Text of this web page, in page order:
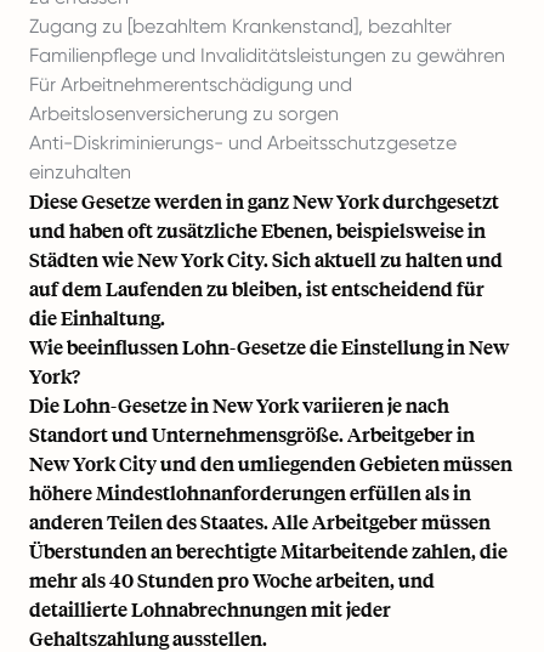
Zugang zu [bezahltem Krankenstand], bezahlter
Familienpflege und Invaliditätsleistungen zu gewähren
Für Arbeitnehmerentschädigung und
Arbeitslosenversicherung zu sorgen
Anti-Diskriminierungs- und Arbeitsschutzgesetze
einzuhalten
Diese Gesetze werden in ganz New York durchgesetzt
und haben oft zusätzliche Ebenen, beispielsweise in
Städten wie New York City. Sich aktuell zu halten und
auf dem Laufenden zu bleiben, ist entscheidend für
die Einhaltung.
Wie beeinflussen Lohn-Gesetze die Einstellung in New
York?
Die Lohn-Gesetze in New York variieren je nach
Standort und Unternehmensgröße. Arbeitgeber in
New York City und den umliegenden Gebieten müssen
höhere Mindestlohnanforderungen erfüllen als in
anderen Teilen des Staates. Alle Arbeitgeber müssen
Überstunden an berechtigte Mitarbeitende zahlen, die
mehr als 40 Stunden pro Woche arbeiten, und
detaillierte Lohnabrechnungen mit jeder
Gehaltszahlung ausstellen.